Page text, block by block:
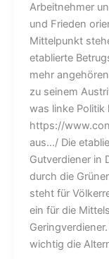
Arbeitnehmer
und Frieden
Mittelpunkt
etablierte
mehr
zu seinem
was linke Politik
https://
aus…/ Die
Gutverdiener in
durch die
steht für
ein für die
wichtig die